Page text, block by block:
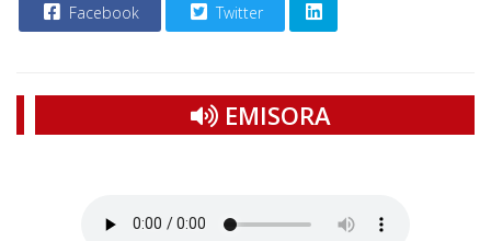
Facebook Twitter
EMISORA